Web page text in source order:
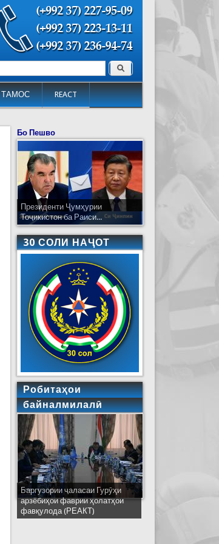
ТАМОС REACT
поиска Поиск
дар мубоҳисаҳои умумии
Муттаҳид
Бо Пешво
Президенти Ҷумҳурии
Тоҷикистон ба Раиси...
30 СОЛИ НАҶОТ
Робитаҳои
байналмилалӣ
Баргузории ҷаласаи Гурӯҳи
арзёбиҳои фаврии ҳолатҳои
фавқулода (РЕАКТ)
Ширкати ҳайати Тоҷикистон дар
ҷаласаи идораҳои наҷоти
кишварҳои узви СҲШ дар
шаҳри Деҳлӣ